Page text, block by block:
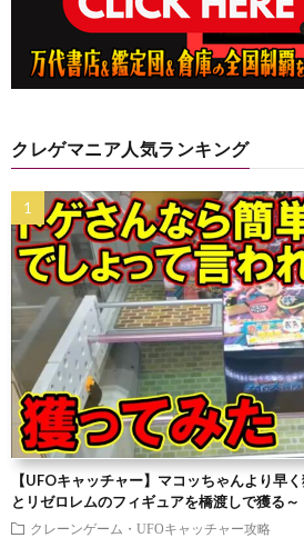
クレゲマニア人気ランキング
【UFOキャッチャー】マコッちゃんより早
とリゼロレムのフィギュアを橋渡しで獲る～
クレーンゲーム・UFOキャッチャー攻略